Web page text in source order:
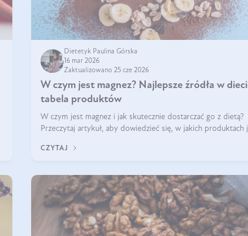
Dietetyk Paulina Górska
16 mar 2026
Zaktualizowano 25 cze 2026
W czym jest magnez? Najlepsze źródła w
tabela produktów
W czym jest magnez i jak skutecznie dostarczać go z dietą?
Przeczytaj artykuł, aby dowiedzieć się, w jakich produktach
CZYTAJ